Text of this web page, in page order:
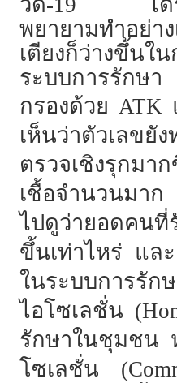
วิด-19 ได้รับ
พยายามทำอ
เตียงก็ว่างขึ้นใ
ระบบการรัก
กรองด้วย ATK
เห็นว่าตัวเลขยั
ตรวจเชิงรุกมา
เชื้อจำนวนมา
ไปดูว่ายอดคนที่
ขึ้นเท่าไหร่ แล
ในระบบการรั
ไอโซเลชั่น
รักษาในชุมชน
โซเลชั่น